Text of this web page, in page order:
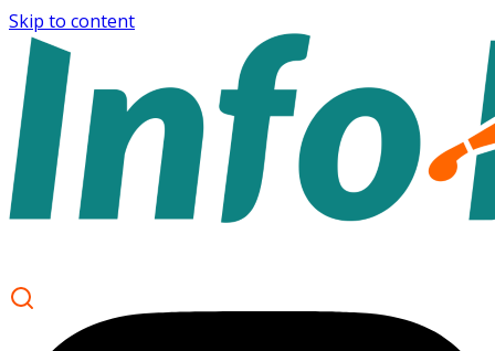
Skip to content